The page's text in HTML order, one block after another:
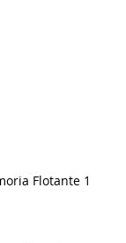
Flotante 1